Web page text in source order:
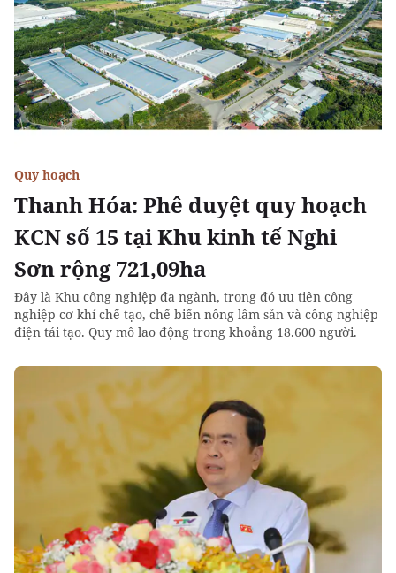
Thanh Hóa: Phê duyệt quy hoạch
KCN số 15 tại Khu kinh tế Nghi
Sơn rộng 721,09ha
Quy hoạch
Đây là Khu công nghiệp đa ngành, trong đó ưu tiên công
nghiệp cơ khí chế tạo, chế biến nông lâm sản và công nghiệp
điện tái tạo. Quy mô lao động trong khoảng 18.600 người.